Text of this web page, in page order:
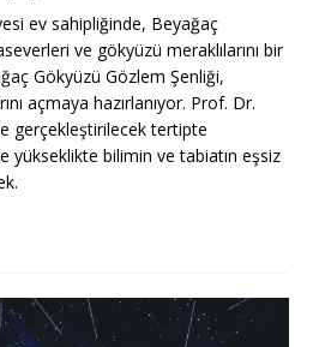
ev sahipliğinde, Beyağaç
ve gökyüzü meraklılarını bir
Gökyüzü Gözlem Şenliği,
açmaya hazırlanıyor. Prof. Dr.
gerçekleştirilecek tertipte
yükseklikte bilimin ve tabiatın eşsiz